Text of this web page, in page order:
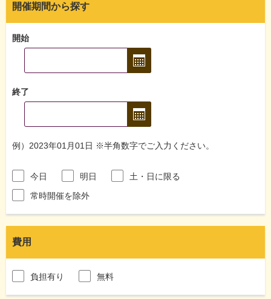
開催期間から探す
開始
終了
例）2023年01月01日 ※半角数字でご入力ください。
今日 明日
土・日に限る
常時開催を除外
費用
負担有り 無料